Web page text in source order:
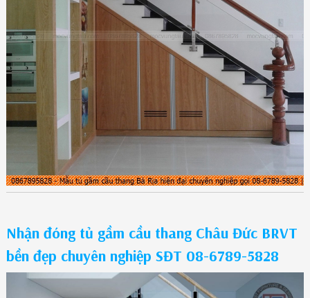
Nhận đóng tủ gầm cầu thang Châu Đức BRVT
bền đẹp chuyên nghiệp SĐT 08-6789-5828